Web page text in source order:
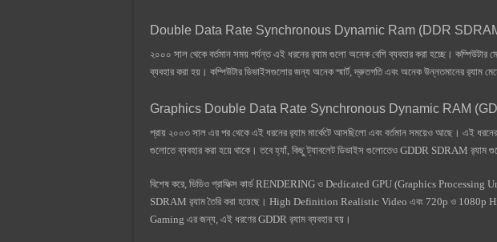
Double Data Rate Synchronous Dynamic Ram (DDR
২০০০ সাল থেকে বর্তমান সময় পর্যন্ত এই ধরনের র‍্যাম গুলো অনেক বেশি ব্যবহার করা হচ্ছে। কম্পিউটার
ব্যবহার করা হয়। কম্পিউটার ডিভাইসগুলোর জন্য অনেক স্মার্ট, দ্রুতগতি এবং অনেক উন্নতমানের র‍্যাম
Graphics Double Data Rate Synchronous Dynamic RAM
প্রায় ২০০৩ সাল এর পর থেকে এই ধরনের র‍্যাম মার্কেটে আসছিলো এবং বর্তমান সময়েও আছে। এই ধরনের
গুলোতে ব্যবহার করা হয়ে থাকে। তবে হ্যাঁ, কিছু ট্যাবলেট ডিভাইস গুলোতেও GDDR SDRAM র‍্যাম
বিশেষ করে, ভিডিও গ্রাফিক্স কার্ড RENDERING ও Dedicated GPU (Graphics Processing
SDRAM র‍্যাম তৈরি করা হয়েছে। High Definition Realistic Video এবং 720p ও
Gaming এর জন্য, এই ধরণের GDDR র‍্যাম ব্যবহার হয়।